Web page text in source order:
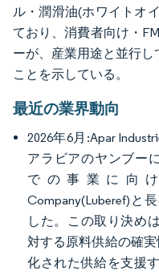
ル・潤滑油(ホワイトオ
ており、消費者向け・
ーが、産業用途と並行
ことを示している。
最近の業界動向
2026年6月:Apar
アラビアのヤンブー
での事業に向け
Company(Luberef)と
した。この取り決め
対する原料供給の確
化された供給を支援